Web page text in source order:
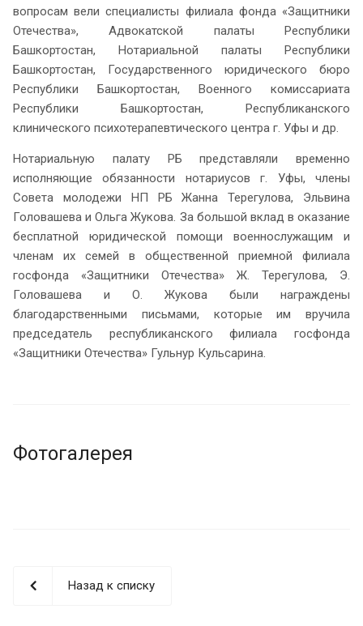
вопросам вели специалисты филиала фонда «Защитники
Отечества», Адвокатской палаты Республики
Башкортостан, Нотариальной палаты Республики
Башкортостан, Государственного юридического бюро
Республики Башкортостан, Военного комиссариата
Республики Башкортостан, Республиканского
клинического психотерапевтического центра г. Уфы и др.
Нотариальную палату РБ представляли временно
исполняющие обязанности нотариусов г. Уфы, члены
Совета молодежи НП РБ Жанна Терегулова, Эльвина
Головашева и Ольга Жукова. За большой вклад в оказание
бесплатной юридической помощи военнослужащим и
членам их семей в общественной приемной филиала
госфонда «Защитники Отечества» Ж. Терегулова, Э.
Головашева и О. Жукова были награждены
благодарственными письмами, которые им вручила
председатель республиканского филиала госфонда
«Защитники Отечества» Гульнур Кульсарина.
Фотогалерея
Назад к списку